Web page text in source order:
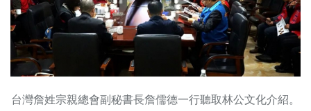
台灣詹姓宗親總會副秘書長詹儒德一行聽取林公文化介紹。